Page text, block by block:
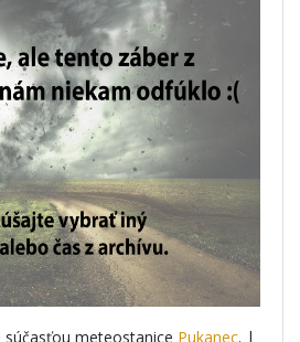
súčasťou meteostanice Pukanec. |